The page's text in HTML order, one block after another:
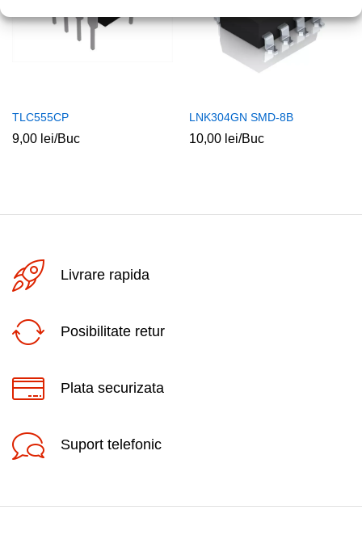
TLC555CP
9,00 lei/Buc
LNK304GN SMD-8B
10,00 lei/Buc
Livrare rapida
Posibilitate retur
Plata securizata
Suport telefonic